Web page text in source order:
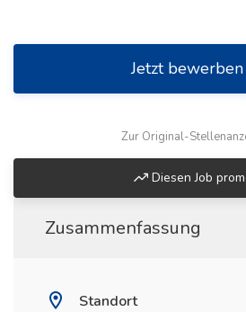
Jetzt bewerben
Zur Original-
Diesen Job
Zusammenfassung
Standort